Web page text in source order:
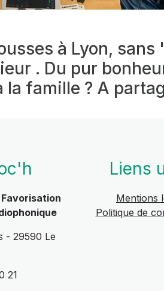
à Lyon,
. Du pur
la famille ? A
- 29590 Le
21
Liens
Mentions
Politique de